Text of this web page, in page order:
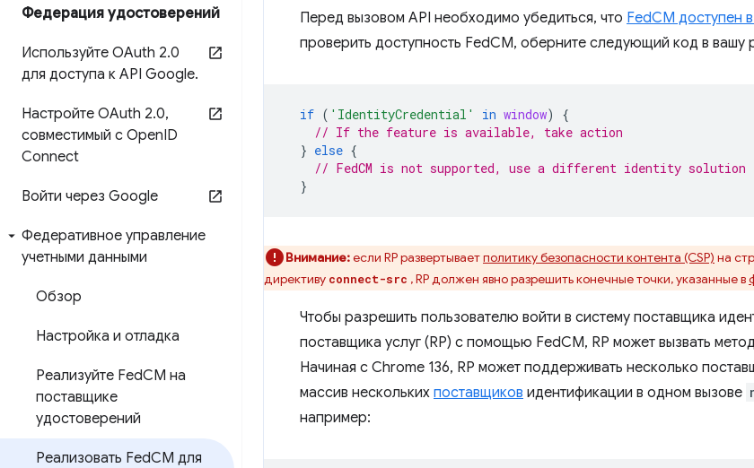
Федерация удостоверений
Используйте OAuth 2.0
для доступа к API Google.
Настройте OAuth 2.0,
совместимый с OpenID
Connect
Войти через Google
Федеративное управление
учетными данными
Обзор
Настройка и отладка
Реализуйте FedCM на
поставщике
удостоверений
Реализовать FedCM для
Перед вызовом API необходимо убедиться, что FedCM доступен
проверить доступность FedCM, оберните следующий код в вашу
if ( 'IdentityCredential' in window)
{
// If the feature is available, take action
} else {
// FedCM is not supported, use a different identity solution
}
Внимание:если RP развертываетполитику безопасности контента (CSP) на
директиву connect-src , RP должен явно разрешить конечные точки, указанные в
Чтобы разрешить пользователю войти в систему поставщика
поставщика услуг (RP) с помощью FedCM, RP может вызвать метод
Начиная с Chrome 136, RP может поддерживать несколько
массив нескольких поставщиков идентификации в одном вызове
например: